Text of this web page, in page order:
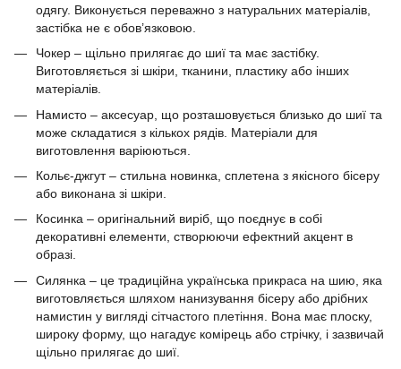
одягу. Виконується переважно з натуральних матеріалів,
застібка не є обов’язковою.
Чокер – щільно прилягає до шиї та має застібку.
Виготовляється зі шкіри, тканини, пластику або інших
матеріалів.
Намисто – аксесуар, що розташовується близько до шиї та
може складатися з кількох рядів. Матеріали для
виготовлення варіюються.
Кольє-джгут – стильна новинка, сплетена з якісного бісеру
або виконана зі шкіри.
Косинка – оригінальний виріб, що поєднує в собі
декоративні елементи, створюючи ефектний акцент в
образі.
Силянка – це традиційна українська прикраса на шию, яка
виготовляється шляхом нанизування бісеру або дрібних
намистин у вигляді сітчастого плетіння. Вона має плоску,
широку форму, що нагадує комірець або стрічку, і зазвичай
щільно прилягає до шиї.